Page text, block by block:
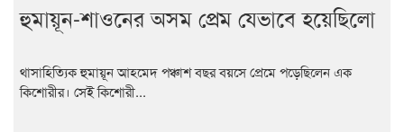
হুমায়ূন-শাওনের অসম প্রেম যেভাবে হয়েছিলো
থাসাহিত্যিক হুমায়ূন আহমেদ পঞ্চাশ বছর বয়সে প্রেমে পড়েছিলেন এক
কিশোরীর। সেই কিশোরী...